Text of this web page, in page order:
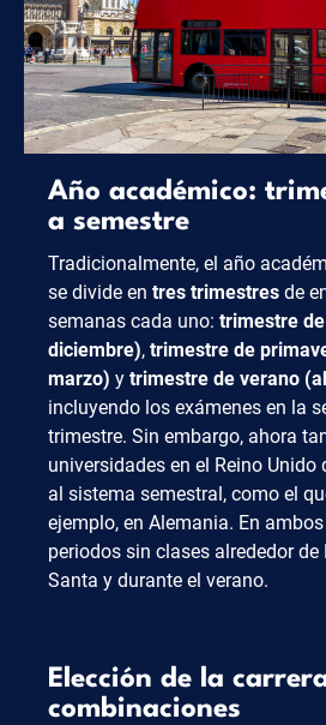
Año académico:
a semestre
Tradicionalmente, el año
se divide en tres trimestres de
semanas cada uno: trimestre
diciembre), trimestre de
marzo) y trimestre de verano
incluyendo los exámenes en la
trimestre. Sin embargo, ahora
universidades en el Reino
al sistema semestral, como el
ejemplo, en Alemania. En
periodos sin clases alrededor de
Santa y durante el verano.
Elección de la
combinaciones